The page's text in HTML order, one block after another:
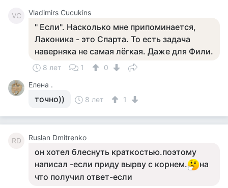
VC Vladimirs Cucukins
" Если". Насколько мне припоминается,
Лаконика - это Спарта. То есть задача
наверняка не самая лёгкая. Даже для Фили.
8 лет 1
0
Елена .
точно)) 8 лет 1
RD Ruslan Dmitrenko
он хотел блеснуть краткостью.поэтому
написал -если приду вырву с корнем.
на
что получил ответ-если